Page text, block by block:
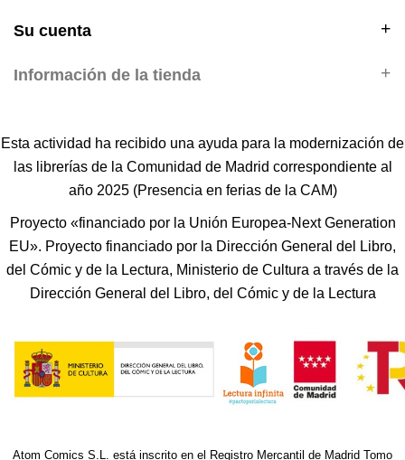
Su cuenta
Información de la tienda
Esta actividad ha recibido una ayuda para la modernización de
las librerías de la Comunidad de Madrid correspondiente al
año 2025 (Presencia en ferias de la CAM)
Proyecto «financiado por la Unión Europea-Next Generation
EU». Proyecto financiado por la Dirección General del Libro,
del Cómic y de la Lectura, Ministerio de Cultura a través de la
Dirección General del Libro, del Cómic y de la Lectura
Atom Comics S.L. está inscrito en el Registro Mercantil de Madrid Tomo